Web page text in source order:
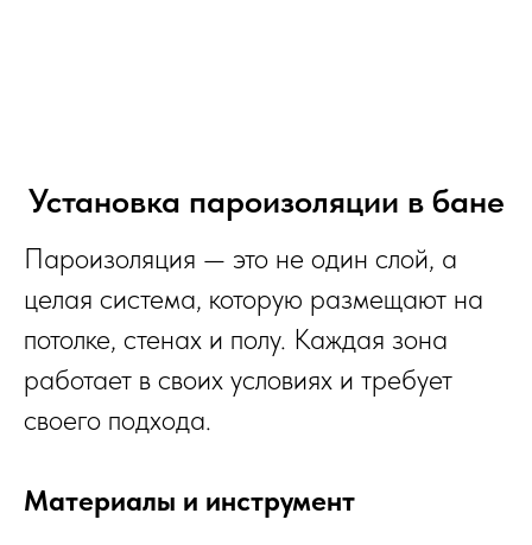
Установка пароизоляции в бане
Пароизоляция — это не один слой, а
целая система, которую размещают на
потолке, стенах и полу. Каждая зона
работает в своих условиях и требует
своего подхода.
Материалы и инструмент